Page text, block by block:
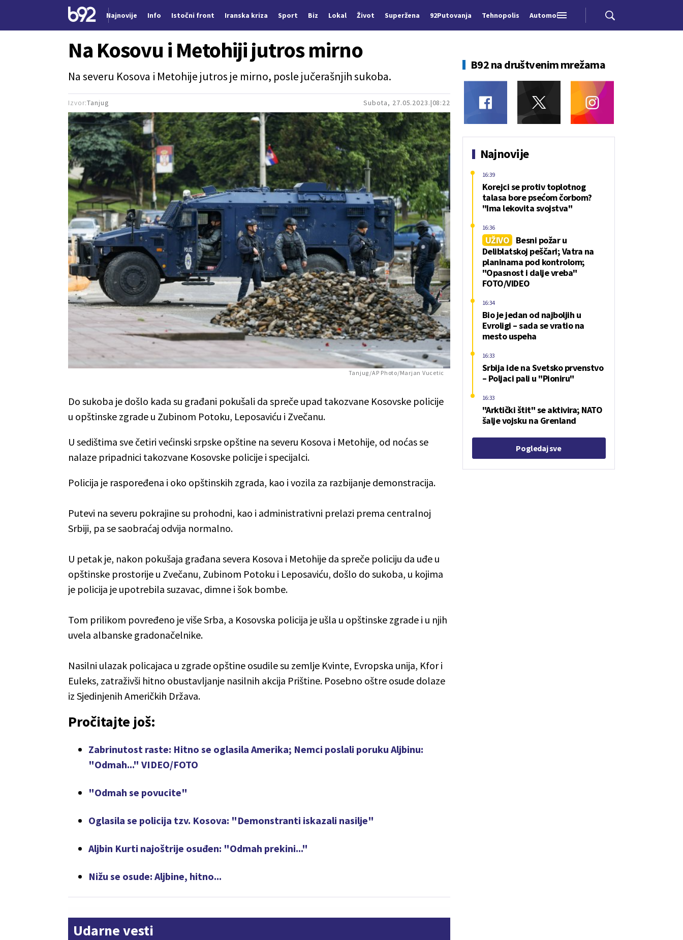
Najnovije Info Istočni front Iranska kriza Sport Biz Lokal Život Superžena 92Putovanja Tehnopolis Automobili
Subota, 27.05.2023. 08:22
Na Kosovu i Metohiji jutros mirno
Na severu Kosova i Metohije jutros je mirno, posle jučerašnjih sukoba.
Izvor:Tanjug
Tanjug/AP Photo/Marjan Vucetic
Do sukoba je došlo kada su građani pokušali da spreče upad takozvane Kosovske policije
u opštinske zgrade u Zubinom Potoku, Leposaviću i Zvečanu.
U sedištima sve četiri većinski srpske opštine na severu Kosova i Metohije, od noćas se
nalaze pripadnici takozvane Kosovske policije i specijalci.
Policija je raspoređena i oko opštinskih zgrada, kao i vozila za razbijanje demonstracija.
Putevi na severu pokrajine su prohodni, kao i administrativni prelazi prema centralnoj
Srbiji, pa se saobraćaj odvija normalno.
U petak je, nakon pokušaja građana severa Kosova i Metohije da spreče policiju da uđe u
opštinske prostorije u Zvečanu, Zubinom Potoku i Leposaviću, došlo do sukoba, u kojima
je policija je upotrebila suzavac, dimne i šok bombe.
Tom prilikom povređeno je više Srba, a Kosovska policija je ušla u opštinske zgrade i u njih
uvela albanske gradonačelnike.
Nasilni ulazak policajaca u zgrade opštine osudile su zemlje Kvinte, Evropska unija, Kfor i
Euleks, zatraživši hitno obustavljanje nasilnih akcija Prištine. Posebno oštre osude dolaze
iz Sjedinjenih Američkih Država.
Pročitajte još:
Zabrinutost raste: Hitno se oglasila Amerika; Nemci poslali poruku Aljbinu:
"Odmah..." VIDEO/FOTO
"Odmah se povucite"
Oglasila se policija tzv. Kosova: "Demonstranti iskazali nasilje"
Aljbin Kurti najoštrije osuđen: "Odmah prekini..."
Nižu se osude: Aljbine, hitno...
Udarne vesti
B92 na društvenim mrežama
Najnovije
Korejci se protiv toplotnog
talasa bore psećom čorbom?
"Ima lekovita svojstva"
16:39
UŽIVO
Besni požar u
Deliblatskoj peščari; Vatra na
planinama pod kontrolom;
"Opasnost i dalje vreba"
FOTO/VIDEO
16:36
Bio je jedan od najboljih u
Evroligi – sada se vratio na
mesto uspeha
16:34
Srbija ide na Svetsko prvenstvo
– Poljaci pali u "Pioniru"
16:33
"Arktički štit" se aktivira; NATO
šalje vojsku na Grenland
16:33
Pogledaj sve